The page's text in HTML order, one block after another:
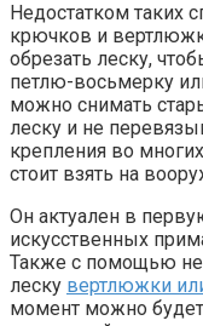
Недостатком таких
крючков и
обрезать леску,
петлю-восьмерку
можно снимать
леску и не
крепления во
стоит взять на
Он актуален в
искусственных
Также с помощью
леску вертлюжки
момент можно будет